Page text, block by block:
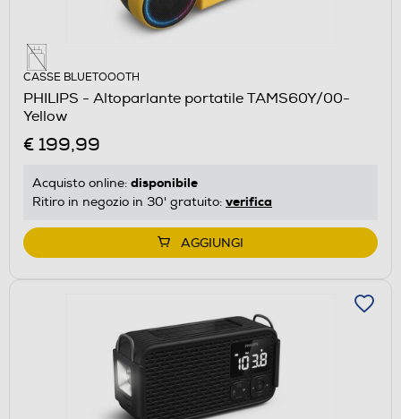
CASSE BLUETOOOTH
PHILIPS - Altoparlante portatile TAMS60Y/00-
Yellow
€ 199,99
Acquisto online: disponibile
Ritiro in negozio in 30' gratuito: verifica
AGGIUNGI